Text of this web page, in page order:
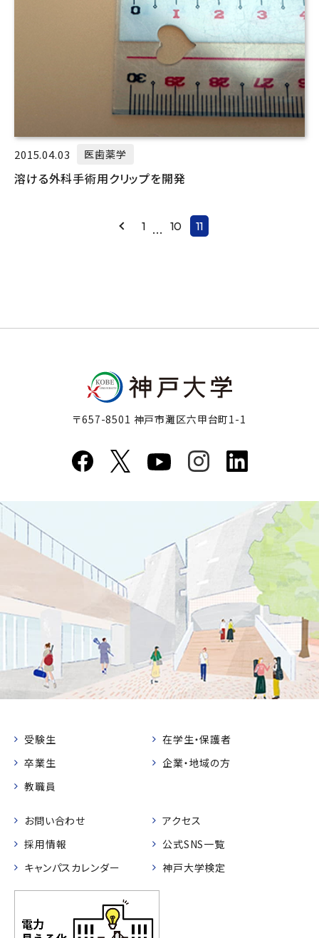
2015.04.03 医歯薬学
溶ける外科手術用クリップを開発
Prev 1 ... 10 11
〒657-8501 神戸市灘区六甲台町1-1
受験生
在学生・保護者
卒業生
企業・地域の方
教職員
お問い合わせ
アクセス
採用情報
公式SNS一覧
キャンパスカレンダー
神戸大学検定